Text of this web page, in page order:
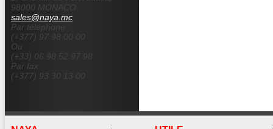
98000 MONACO
sales@naya.mc
Par téléphone :
(+377) 97 98 00 00
Ou
(+33) 06 98 52 97 98
Par fax :
(+377) 93 30 13 00